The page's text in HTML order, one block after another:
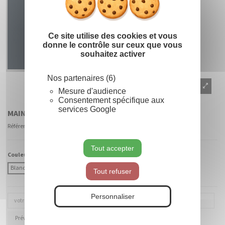
Ce site utilise des cookies et vous
donne le contrôle sur ceux que vous
souhaitez activer
Nos partenaires (6)
Mesure d'audience
Consentement spécifique aux
services Google
Tout accepter
Tout refuser
Personnaliser
MAIN SIMPLE 3D
Référence
Couleur Fibre :
Blanc
Prévenez-moi lorsque le produit est disponible